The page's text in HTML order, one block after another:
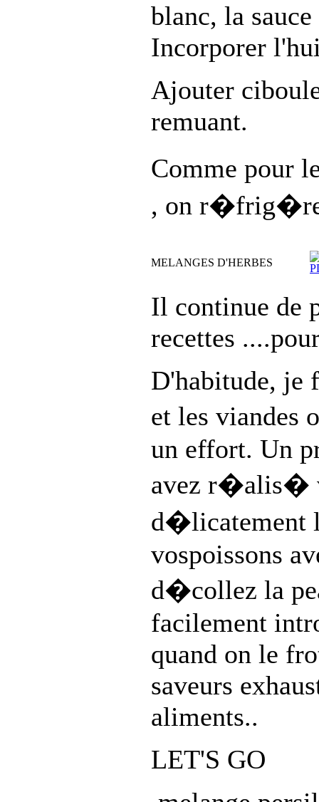
blanc, la
Incorporer
Ajouter
remuant.
Comme pour
, on
MELANGES D'HERBES
Il continue de
recettes
D'habitude, je
et les viandes
un effort. Un
avez r�alis�
d�licatement
vospoissons
d�collez la
facilement
quand on le
saveurs
aliments..
LET'S GO